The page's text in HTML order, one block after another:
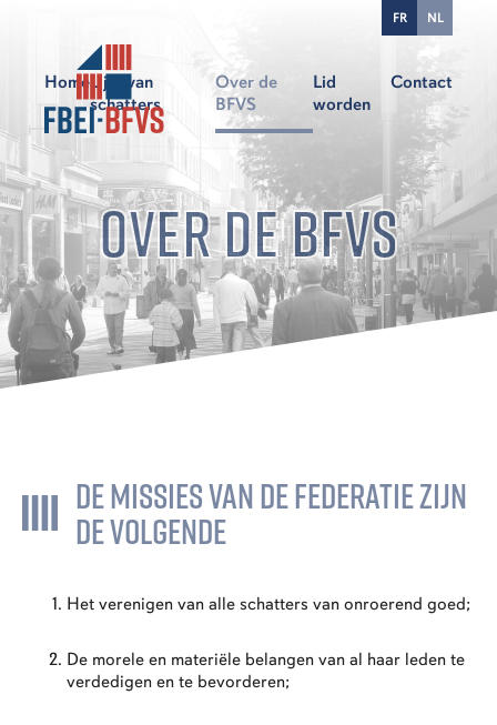
Home Lijst van
schatters
Over de
BFVS
Lid
worden
Contact
FR NL
OVER DE BFVS
DE MISSIES VAN DE FEDERATIE ZIJN
DE VOLGENDE
Het verenigen van alle schatters van onroerend goed;
De morele en materiële belangen van al haar leden te
verdedigen en te bevorderen;